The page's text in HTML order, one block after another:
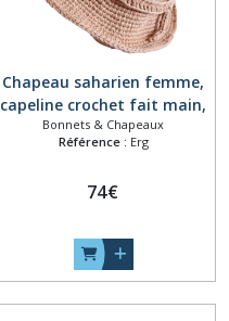
Chapeau saharien femme,
capeline crochet fait main,
chapeau de plage en coton,
casquette saharienne,
crocheté main beige
Bonnets & Chapeaux
Référence : Erg
74€